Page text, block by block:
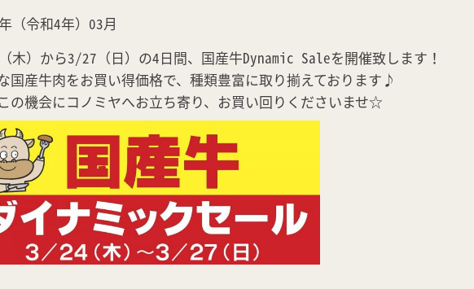
（令和4年）03月
木）から3/27（日）の4日間、国産牛Dynamic Saleを開催致します！
国産牛肉をお買い得価格で、種類豊富に取り揃えております♪
の機会にコノミヤへお立ち寄り、お買い回りくださいませ☆